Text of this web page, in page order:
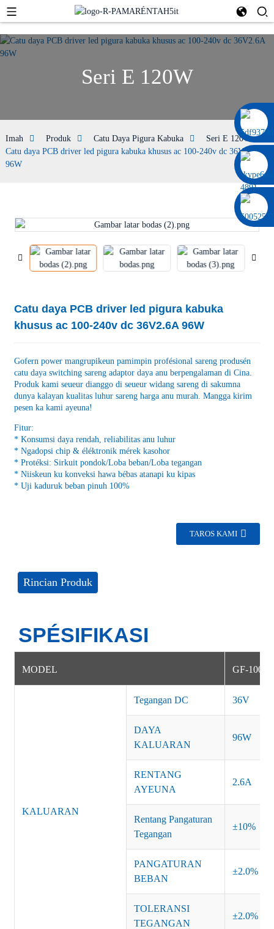
0086 13322920697
Seri E 120W
Imah Produk Catu Daya Pigura Kabuka
Seri E 120W
Catu daya PCB driver led pigura kabuka khusus ac 100-240v dc 36V2.6A
96W
Catu daya PCB driver led pigura kabuka
khusus ac 100-240v dc 36V2.6A 96W
Gofern power mangrupikeun pamimpin profésional sareng produsén
catu daya switching sareng adaptor daya anu berpengalaman di Cina.
Produk kami seueur dianggo di seueur widang sareng di sakumna
dunya kalayan kualitas luhur sareng harga anu murah. Mangga kirim
pesen ka kami ayeuna!
Fitur:
* Konsumsi daya rendah, reliabilitas anu luhur
* Ngadopsi chip & éléktronik mérek kasohor
* Protéksi: Sirkuit pondok/Loba beban/Loba tegangan
* Niiskeun ku konveksi hawa bébas atanapi ku kipas
* Uji kaduruk beban pinuh 100%
TAROS KAMI
Rincian Produk
SPÉSIFIKASI
MODEL GF-100-
KALUARAN
Tegangan DC 36V
DAYA
KALUARAN
96W
RENTANG
AYEUNA
2.6A
Rentang Pangaturan
Tegangan
±10%
PANGATURAN
BEBAN
±2.0%
TOLERANSI
TEGANGAN
±2.0%